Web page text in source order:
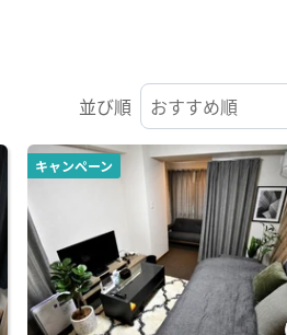
並び順
キャンペーン